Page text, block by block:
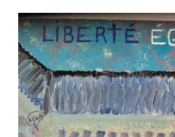
r
t
a
g
e
r